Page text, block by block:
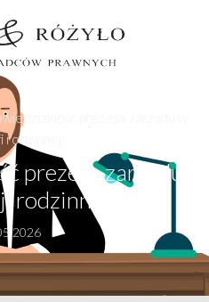
prezesa zarządu w
rodzinnej
prezesa zarządu
rodzinnej